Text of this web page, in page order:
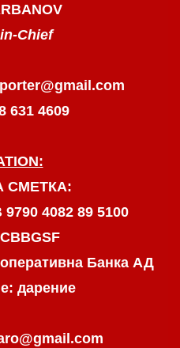
Chief
631 4609
СМЕТКА:
4082 89 5100
Банка АД
дарение